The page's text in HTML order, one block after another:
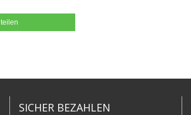
teilen
SICHER BEZAHLEN